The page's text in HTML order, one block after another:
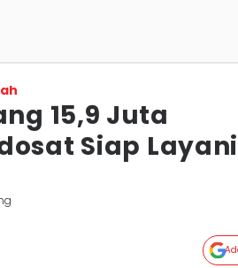
15,9 Juta
Siap Layani